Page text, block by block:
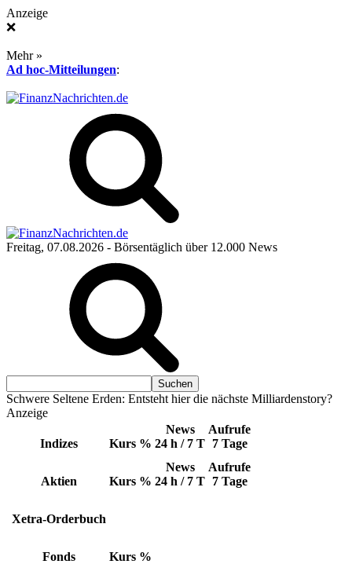
Anzeige
❌
Mehr »
Ad hoc-Mitteilungen:
Freitag, 07.08.2026 - Börsentäglich über 12.000 News
Schwere Seltene Erden: Entsteht hier die nächste Milliardenstory?
Anzeige
Indizes Kurs %
News
24 h / 7 T
Aufrufe
7 Tage
Aktien Kurs %
News
24 h / 7 T
Aufrufe
7 Tage
Xetra-Orderbuch
Fonds Kurs %